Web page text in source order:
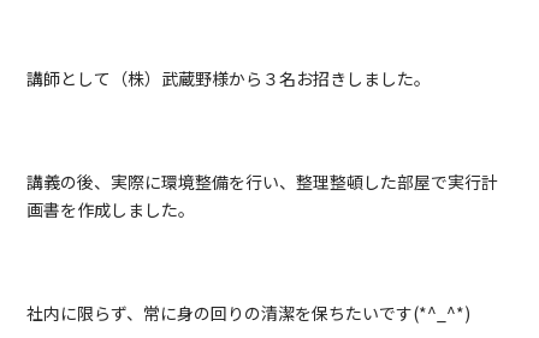
講師として（株）武蔵野様から３名お招きしました。
講義の後、実際に環境整備を行い、整理整頓した部屋で実行計
画書を作成しました。
社内に限らず、常に身の回りの清潔を保ちたいです(*^_^*)